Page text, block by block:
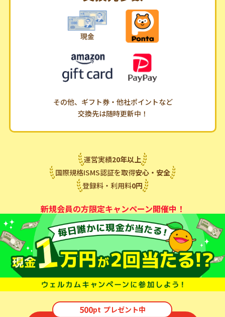
その他、ギフト券・他社ポイントなど
交換先は随時更新中！
運営実績20年以上
国際規格ISMS認証を取得安心・安全
登録料・利用料0円
新規会員の方限定キャンペーン開催中！
500pt プレゼント中